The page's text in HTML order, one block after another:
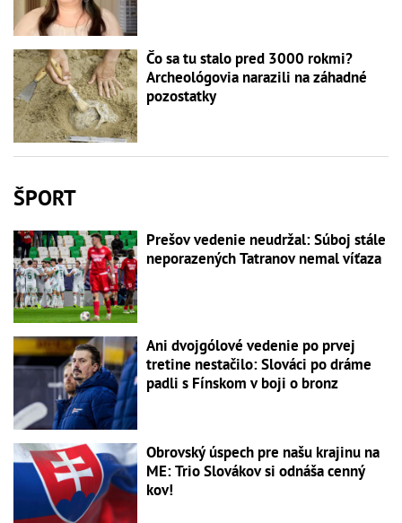
Čo sa tu stalo pred 3000 rokmi?
Archeológovia narazili na záhadné
pozostatky
ŠPORT
Prešov vedenie neudržal: Súboj stále
neporazených Tatranov nemal víťaza
Ani dvojgólové vedenie po prvej
tretine nestačilo: Slováci po dráme
padli s Fínskom v boji o bronz
Obrovský úspech pre našu krajinu na
ME: Trio Slovákov si odnáša cenný
kov!